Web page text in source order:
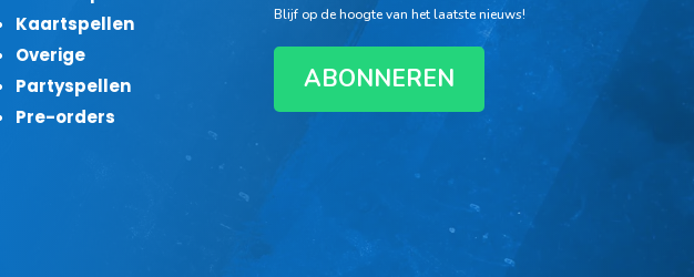
Kaartspellen
Overige
Partyspellen
Pre-orders
Blijf op de hoogte van het laatste nieuws!
ABONNEREN